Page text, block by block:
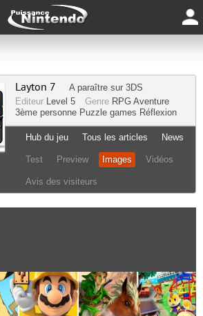
Layton 7 A paraître sur 3DS
Editeur Level 5 Genre RPG Aventure
3ème personne Puzzle games Réflexion
Hub du jeu Tous les articles News
Test Preview Images Vidéos
Avis des visiteurs